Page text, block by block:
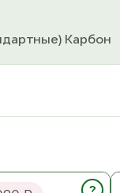
Карбон
Lace
?